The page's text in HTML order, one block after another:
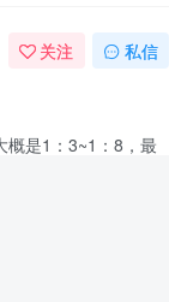
关注 私信
概是1：3~1：8，最